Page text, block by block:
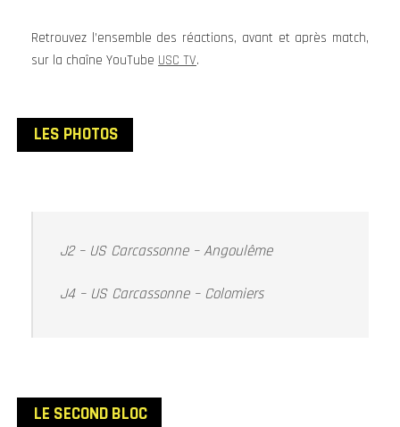
Retrouvez l’ensemble des réactions, avant et après match,
sur la chaîne YouTube USC TV.
LES PHOTOS
J2 – US Carcassonne – Angoulême
J4 – US Carcassonne – Colomiers
LE SECOND BLOC